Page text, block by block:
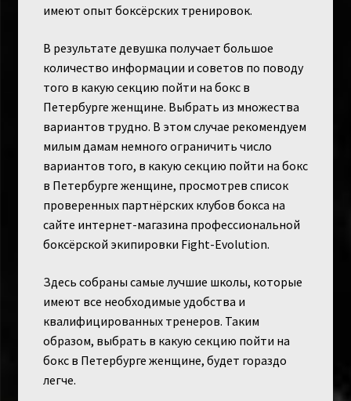
имеют опыт боксёрских тренировок.
В результате девушка получает большое
количество информации и советов по поводу
того в какую секцию пойти на бокс в
Петербурге женщине. Выбрать из множества
вариантов трудно. В этом случае рекомендуем
милым дамам немного ограничить число
вариантов того, в какую секцию пойти на бокс
в Петербурге женщине, просмотрев список
проверенных партнёрских клубов бокса на
сайте интернет-магазина профессиональной
боксёрской экипировки Fight-Evolution.
Здесь собраны самые лучшие школы, которые
имеют все необходимые удобства и
квалифицированных тренеров. Таким
образом, выбрать в какую секцию пойти на
бокс в Петербурге женщине, будет гораздо
легче.